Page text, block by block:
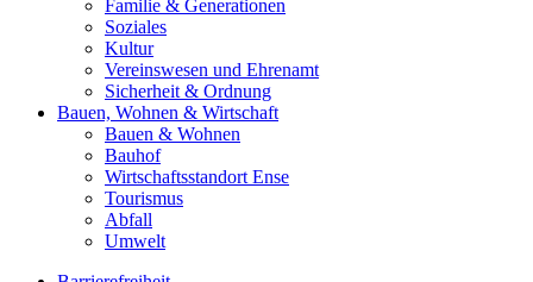
Familie & Generationen
Soziales
Kultur
Vereinswesen und Ehrenamt
Sicherheit & Ordnung
Bauen, Wohnen & Wirtschaft
Bauen & Wohnen
Bauhof
Wirtschaftsstandort Ense
Tourismus
Abfall
Umwelt